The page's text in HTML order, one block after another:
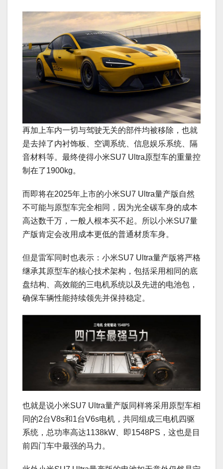
再加上车内一切与驾驶无关的部件均被移除，也就
是去掉了内衬饰板、空调系统、信息娱乐系统、隔
音材料等。最终使得小米SU7 Ultra原型车的重量控
制在了1900kg。
而即将在2025年上市的小米SU7 Ultra量产版自然
不可能与原型车完全相同，因为光全碳车身的成本
高达数千万，一般人根本买不起。所以小米SU7量
产版肯定会改用成本更低的普通材质车身。
但是雷军同时也表示：小米SU7 Ultra量产版将严格
继承其原型车的核心技术架构，包括采用相同的底
盘结构、高效能的三电机系统以及先进的电池包，
确保车辆性能持续领先并保持稳定。
也就是说小米SU7 Ultra量产版同样将采用原型车相
同的2台V8s和1台V6s电机，共同组成三电机四驱
系统，总功率高达1138kW、即1548PS，这也是目
前四门车中最强的马力。